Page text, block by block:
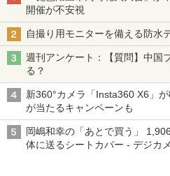
開催が不安視
自撮り用モニターを備える防水
週刊アンケート：【質問】中国
る？
新360°カメラ「Insta360 X6」
が当たるキャンペーンも
岡嶋和幸の「あとで買う」
体に送るシートカバー - デジカ